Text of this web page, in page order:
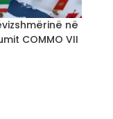
në
COMMO VII